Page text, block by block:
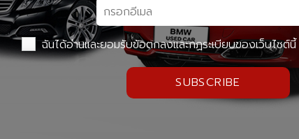
ฉันได้อ่านและยอมรับข้อตกลงและกฏระเบียบของเว็บไซต์นี้
SUBSCRIBE